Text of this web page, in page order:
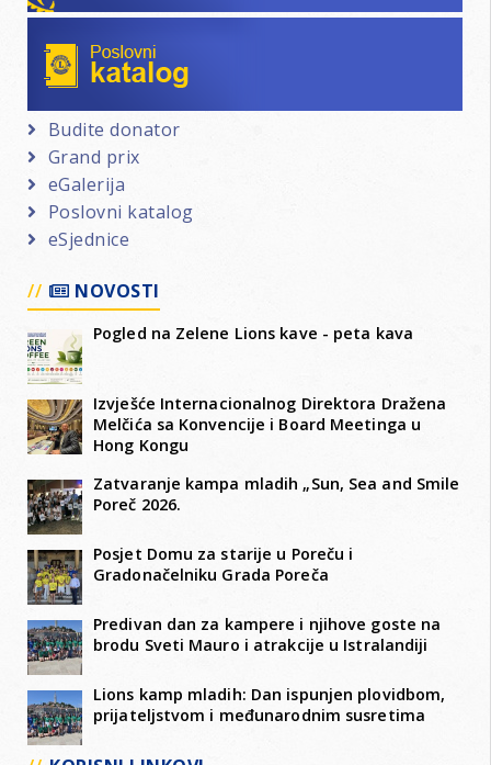
Budite donator
Grand prix
eGalerija
Poslovni katalog
eSjednice
NOVOSTI
Pogled na Zelene Lions kave - peta kava
Izvješće Internacionalnog Direktora Dražena
Melčića sa Konvencije i Board Meetinga u
Hong Kongu
Zatvaranje kampa mladih „Sun, Sea and Smile
Poreč 2026.
Posjet Domu za starije u Poreču i
Gradonačelniku Grada Poreča
Predivan dan za kampere i njihove goste na
brodu Sveti Mauro i atrakcije u Istralandiji
Lions kamp mladih: Dan ispunjen plovidbom,
prijateljstvom i međunarodnim susretima